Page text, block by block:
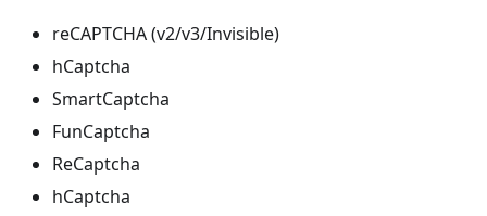
reCAPTCHA (v2/v3/Invisible)
hCaptcha
SmartCaptcha
FunCaptcha
ReCaptcha
hCaptcha